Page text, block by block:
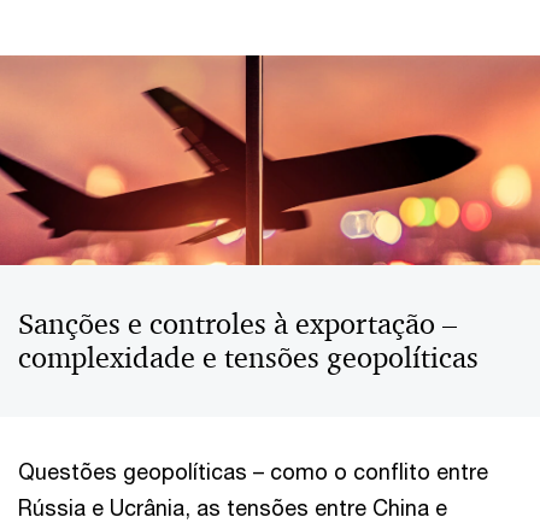
Sanções e controles à exportação –
complexidade e tensões geopolíticas
Questões geopolíticas – como o conflito entre
Rússia e Ucrânia, as tensões entre China e